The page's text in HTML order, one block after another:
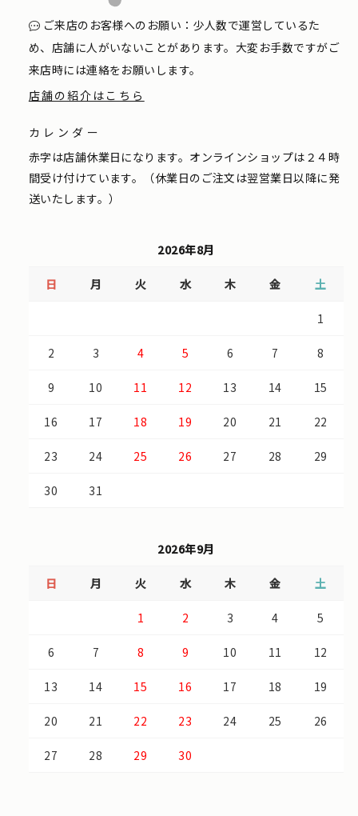
ご来店のお客様へのお願い：少人数で運営しているた
め、店舗に人がいないことがあります。大変お手数ですがご
来店時には連絡をお願いします。
店舗の紹介はこちら
カレンダー
赤字は店舗休業日になります。オンラインショップは２４時
間受け付けています。（休業日のご注文は翌営業日以降に発
送いたします。）
2026年8月
日 月 火 水 木 金 土
1
2 3 4 5 6 7 8
9 10 11 12 13 14 15
16 17 18 19 20 21 22
23 24 25 26 27 28 29
30 31
2026年9月
日 月 火 水 木 金 土
1 2 3 4 5
6 7 8 9 10 11 12
13 14 15 16 17 18 19
20 21 22 23 24 25 26
27 28 29 30